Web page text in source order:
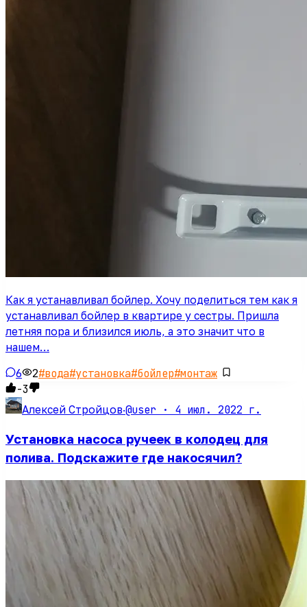
Как я устанавливал бойлер. Хочу поделиться тем как я
устанавливал бойлер в квартире у сестры. Пришла
летняя пора и близился июль, а это значит что в
нашем…
6 2#вода#установка#бойлер#монтаж
-3
Алексей Стройцов·@user · 4 июл. 2022 г.
Установка насоса ручеек в колодец для
полива. Подскажите где накосячил?